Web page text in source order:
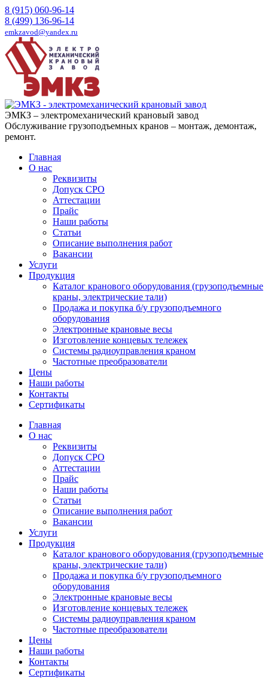
8 (915) 060-96-14
8 (499) 136-96-14
emkzavod@yandex.ru
ЭМКЗ – электромеханический крановый завод
Обслуживание грузоподъемных кранов – монтаж, демонтаж,
ремонт.
Главная
О нас
Реквизиты
Допуск СРО
Аттестации
Прайс
Наши работы
Статьи
Описание выполнения работ
Вакансии
Услуги
Продукция
Каталог кранового оборудования (грузоподъемные
краны, электрические тали)
Продажа и покупка б/у грузоподъемного
оборудования
Электронные крановые весы
Изготовление концевых тележек
Системы радиоуправления краном
Частотные преобразователи
Цены
Наши работы
Контакты
Сертификаты
Главная
О нас
Реквизиты
Допуск СРО
Аттестации
Прайс
Наши работы
Статьи
Описание выполнения работ
Вакансии
Услуги
Продукция
Каталог кранового оборудования (грузоподъемные
краны, электрические тали)
Продажа и покупка б/у грузоподъемного
оборудования
Электронные крановые весы
Изготовление концевых тележек
Системы радиоуправления краном
Частотные преобразователи
Цены
Наши работы
Контакты
Сертификаты